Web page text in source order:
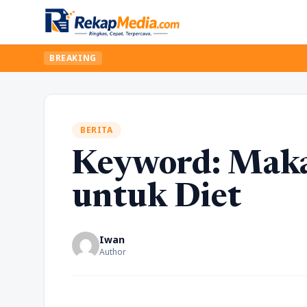
BREAKING
BERITA
Keyword:
untuk Diet
Iwan
Author